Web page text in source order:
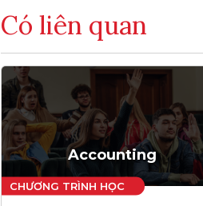
Có liên quan
Accounting